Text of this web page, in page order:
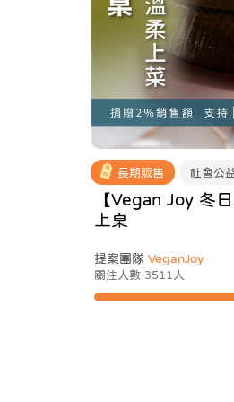
長期販售 社會公
【Vegan Joy 冬
上桌
提案團隊 VeganJoy
關注人數 3511人